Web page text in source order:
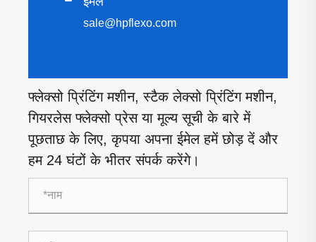
sale@hpflexo.com
फ्लेक्सो प्रिंटिंग मशीन, स्टैक लेक्सो प्रिंटिंग मशीन,
गियरलेस फ्लेक्सो प्रेस या मूल्य सूची के बारे में
पूछताछ के लिए, कृपया अपना ईमेल हमें छोड़ दें और
हम 24 घंटों के भीतर संपर्क करेंगे।